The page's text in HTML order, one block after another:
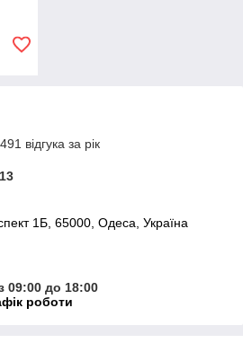
відгука за рік
1Б, 65000, Одеса, Україна
09:00 до 18:00
роботи